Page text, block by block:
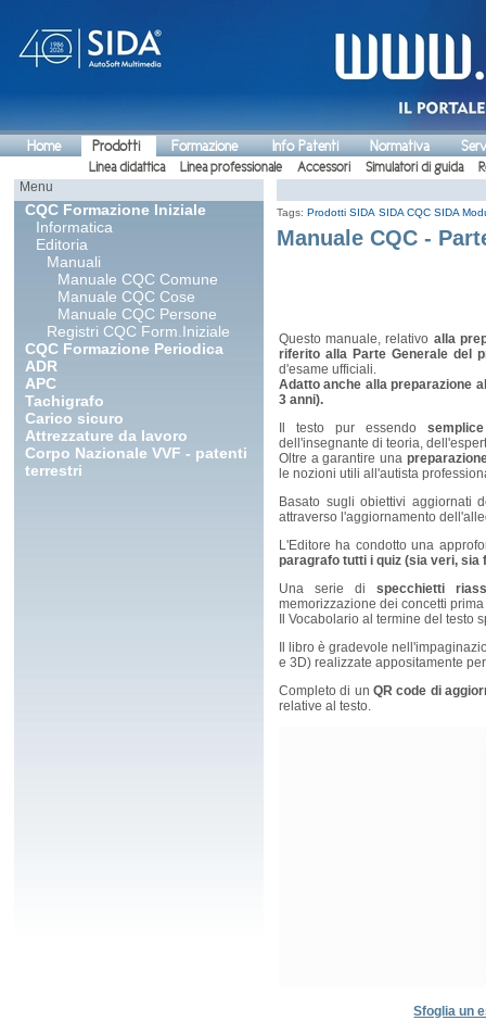
Home Prodotti Formazione Info Patenti Normativa
Linea didattica Linea professionale Accessori Simulatori di guida
Menu
CQC Formazione Iniziale
Informatica
Editoria
Manuali
Manuale CQC Comune
Manuale CQC Cose
Manuale CQC Persone
Registri CQC Form.Iniziale
CQC Formazione Periodica
ADR
APC
Tachigrafo
Carico sicuro
Attrezzature da lavoro
Corpo Nazionale VVF - patenti
terrestri
Tags: Prodotti SIDA SIDA CQC SIDA
Manuale CQC -
Questo manuale, relativo alla
riferito alla Parte Generale del
d'esame ufficiali.
Adatto anche alla preparazione
3 anni).
Il testo pur essendo
dell'insegnante di teoria,
Oltre a garantire una
le nozioni utili all'autista
Basato sugli obiettivi aggiornati
attraverso l'aggiornamento
L'Editore ha condotto una
paragrafo tutti i quiz (sia veri,
Una serie dispecchietti
memorizzazione dei concetti
Il Vocabolario al termine del testo
Il libro è gradevole
e 3D) realizzate appositamente
Completo di unQR code di
relative al testo.
Sfoglia un